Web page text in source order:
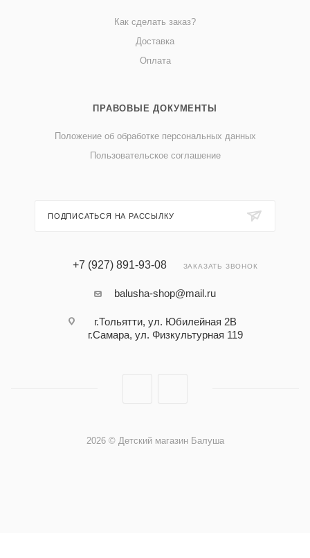
Как сделать заказ?
Доставка
Оплата
ПРАВОВЫЕ ДОКУМЕНТЫ
Положение об обработке персональных данных
Пользовательское соглашение
ПОДПИСАТЬСЯ НА РАССЫЛКУ
+7 (927) 891-93-08 ЗАКАЗАТЬ ЗВОНОК
balusha-shop@mail.ru
г.Тольятти, ул. Юбилейная 2В
г.Самара, ул. Физкультурная 119
2026 © Детский магазин Балуша